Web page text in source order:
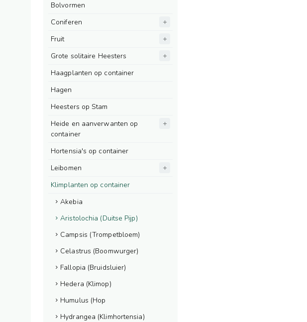
Bolvormen
Coniferen
Fruit
Grote solitaire Heesters
Haagplanten op container
Hagen
Heesters op Stam
Heide en aanverwanten op
container
Hortensia's op container
Leibomen
Klimplanten op container
Akebia
Aristolochia (Duitse Pijp)
Campsis (Trompetbloem)
Celastrus (Boomwurger)
Fallopia (Bruidsluier)
Hedera (Klimop)
Humulus (Hop
Hydrangea (Klimhortensia)